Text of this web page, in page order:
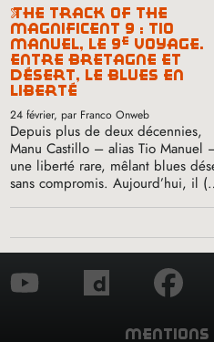
the track of the
magnificent 9 : tio
manuel, le 9e voyage.
entre bretagne et
désert, le blues en
liberté
24 février, par Franco Onweb
Depuis plus de deux décennies,
Manu Castillo – alias Tio Manuel
une liberté rare, mêlant blues
sans compromis. Aujourd’hui, il